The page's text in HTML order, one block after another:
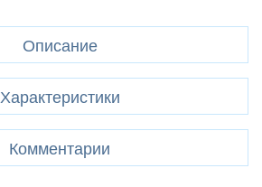
Описание
Характеристики
Комментарии